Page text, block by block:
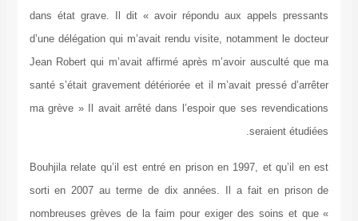
dans état grave. Il dit « avoir répondu aux appels pressants
d’une délégation qui m’avait rendu visite, notamment le docteur
Jean Robert qui m’avait affirmé après m’avoir ausculté que ma
santé s’était gravement détériorée et il m’avait pressé d’arrêter
ma grève » Il avait arrêté dans l’espoir que ses revendications
seraient étudiées.
Bouhjila relate qu’il est entré en prison en 1997, et qu’il en est
sorti en 2007 au terme de dix années. Il a fait en prison de
nombreuses grèves de la faim pour exiger des soins et que «